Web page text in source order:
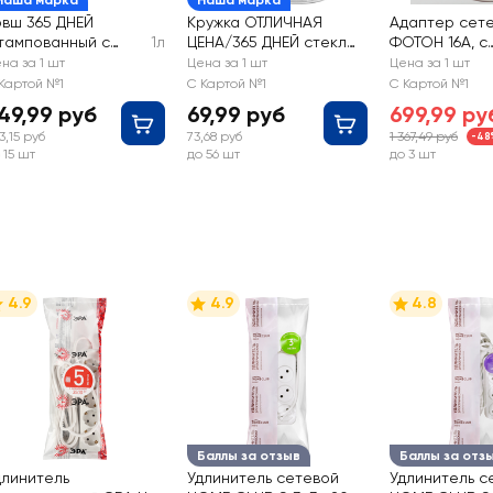
365 ДНЕЙ
с
с ручкой,
1л
за 1 шт
№1
руб
руб
15 шт
Кружка ОТЛИЧНАЯ
ЦЕНА/365 ДНЕЙ стекло
250мл Арт. 13с1649
Цена за 1 шт
С Картой №1
69,99 руб
73,68 руб
до 56 шт
Адаптер
ФОТОН 16А, с
заземлением, 1
USB-A + 1USB-
белый, Арт.
Цена за 1 шт
С Картой №1
699,99
1 367,49 руб -
до 3 шт
4.9
Баллы за отзыв
4.9
Удлинитель сетевой
Баллы за
4.8
Удлинитель